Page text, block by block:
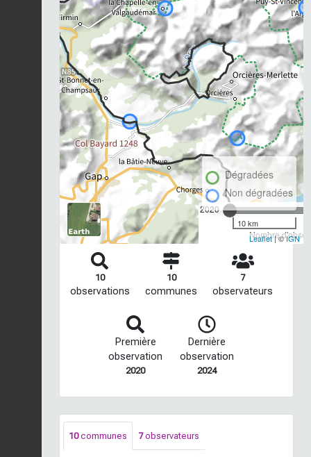
2020
Nombre
Dégradées
Non dégradées
10 km
Leaflet| ©IGN
10
observations
10
communes
7
observateurs
Première
observation
2020
Dernière
observation
2024
10communes 7observateurs